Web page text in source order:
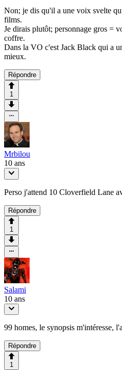
Non; je dis qu'il a une voix svelte
films.
Je dirais plutôt; personnage gros =
coffre.
Dans la VO c'est Jack Black qui a
mieux.
Répondre
1
Mrbilou
10 ans
Perso j'attend 10 Cloverfield Lane
Répondre
1
Salami
10 ans
99 homes, le synopsis m'intéresse,
Répondre
1